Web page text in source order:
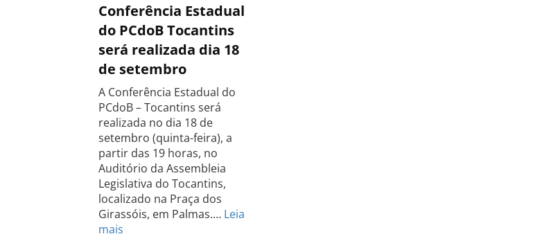
Conferência Estadual
do PCdoB Tocantins
será realizada dia 18
de setembro
A Conferência Estadual do
PCdoB – Tocantins será
realizada no dia 18 de
setembro (quinta-feira), a
partir das 19 horas, no
Auditório da Assembleia
Legislativa do Tocantins,
localizado na Praça dos
Girassóis, em Palmas.… Leia
mais